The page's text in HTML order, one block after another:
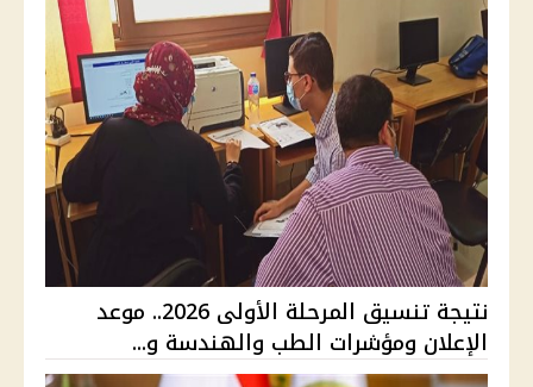
نتيجة تنسيق المرحلة الأولى 2026.. موعد
الإعلان ومؤشرات الطب والهندسة و...